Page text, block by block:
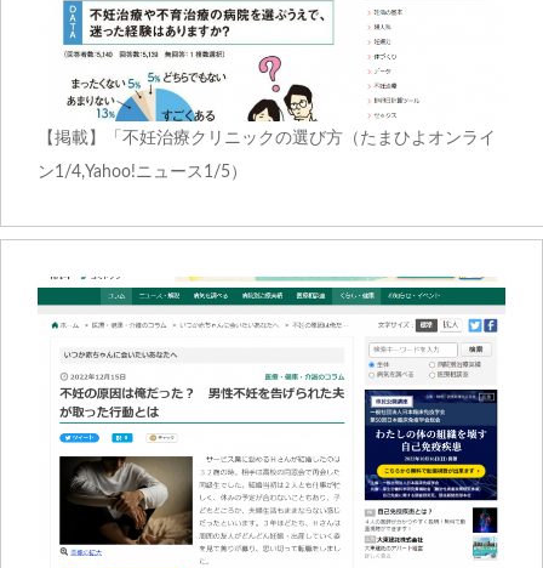
【掲載】「不妊治療クリニックの選び方（たまひよオンライ
ン1/4,Yahoo!ニュース1/5）